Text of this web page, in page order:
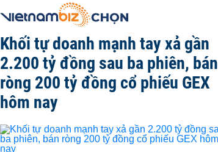
Khối tự doanh mạnh tay xả gần
2.200 tỷ đồng sau ba phiên, bán
ròng 200 tỷ đồng cổ phiếu GEX
hôm nay